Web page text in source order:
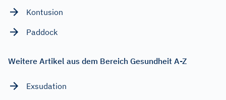
Kontusion
Paddock
Weitere Artikel aus dem Bereich Gesundheit A-Z
Exsudation